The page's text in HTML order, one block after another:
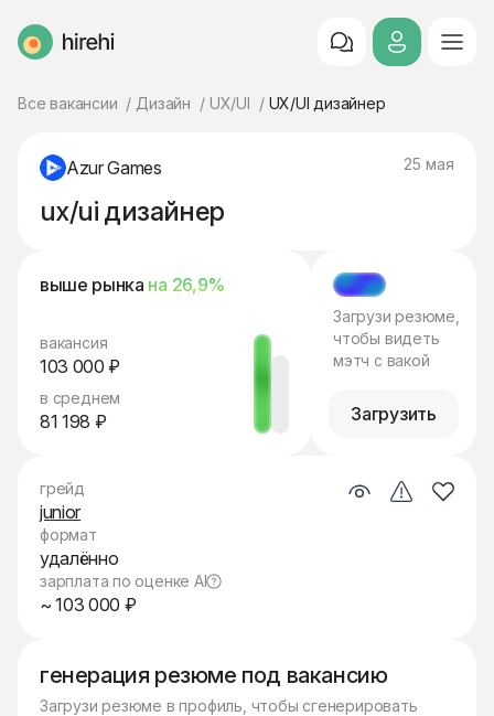
HireHi
Все вакансии Дизайн UX/UI UX/UI дизайнер
Azur Games 25 мая
ux/ui дизайнер
выше рынка на 26,9%
вакансия
103 000 ₽
в среднем
81 198 ₽
МЭТЧ
Загрузи резюме,
чтобы видеть
мэтч с вакой
Загрузить
генерация резюме под вакансию
Загрузи резюме в профиль, чтобы сгенерировать
грейд
junior
формат
удалённо
зарплата по оценке AI
~ 103 000 ₽